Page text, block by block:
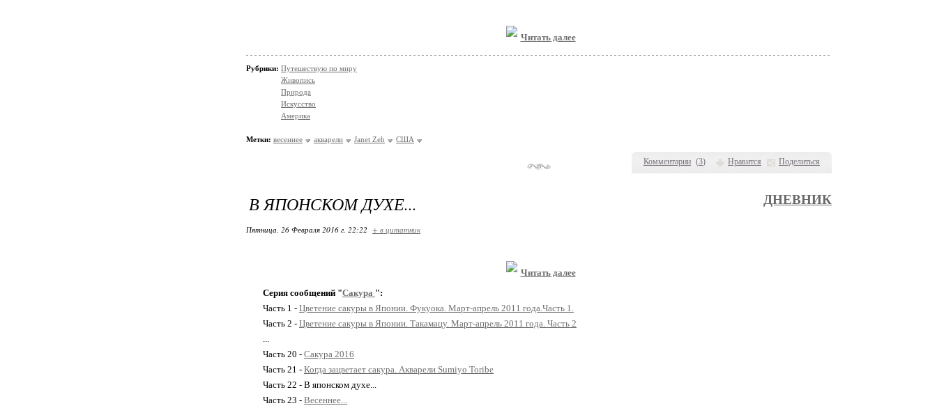
Комментарии (3) Нравится Поделиться
Читать далее
Рубрики: Путешествую по миру
Живопись
Природа
Искусство
Америка
Метки: весеннее акварели Janet Zeh США
В ЯПОНСКОМ ДУХЕ... ДНЕВНИК
Пятница, 26 Февраля 2016 г. 22:22 + в цитатник
Читать далее
Серия сообщений "Сакура ":
Часть 1 - Цветение сакуры в Японии. Фукуока. Март-апрель 2011 года.Часть 1.
Часть 2 - Цветение сакуры в Японии. Такамацу. Март-апрель 2011 года. Часть 2
...
Часть 20 - Сакура 2016
Часть 21 - Когда зацветает сакура. Акварели Sumiyo Toribe
Часть 22 - В японском духе...
Часть 23 - Весеннее...